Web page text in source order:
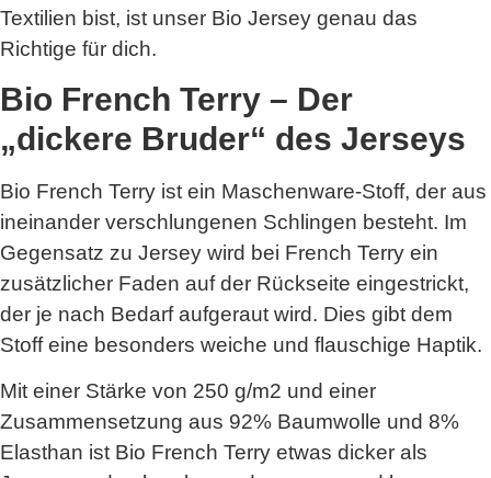
Textilien bist, ist unser Bio Jersey genau das
Richtige für dich.
Bio French Terry – Der
„dickere Bruder“ des Jerseys
Bio French Terry ist ein Maschenware-Stoff, der aus
ineinander verschlungenen Schlingen besteht. Im
Gegensatz zu Jersey wird bei French Terry ein
zusätzlicher Faden auf der Rückseite eingestrickt,
der je nach Bedarf aufgeraut wird. Dies gibt dem
Stoff eine besonders weiche und flauschige Haptik.
Mit einer Stärke von 250 g/m2 und einer
Zusammensetzung aus 92% Baumwolle und 8%
Elasthan ist Bio French Terry etwas dicker als